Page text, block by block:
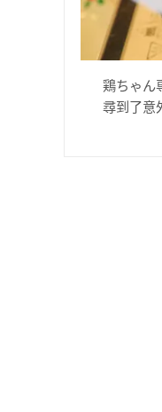
鶏ちゃん
尋到了意